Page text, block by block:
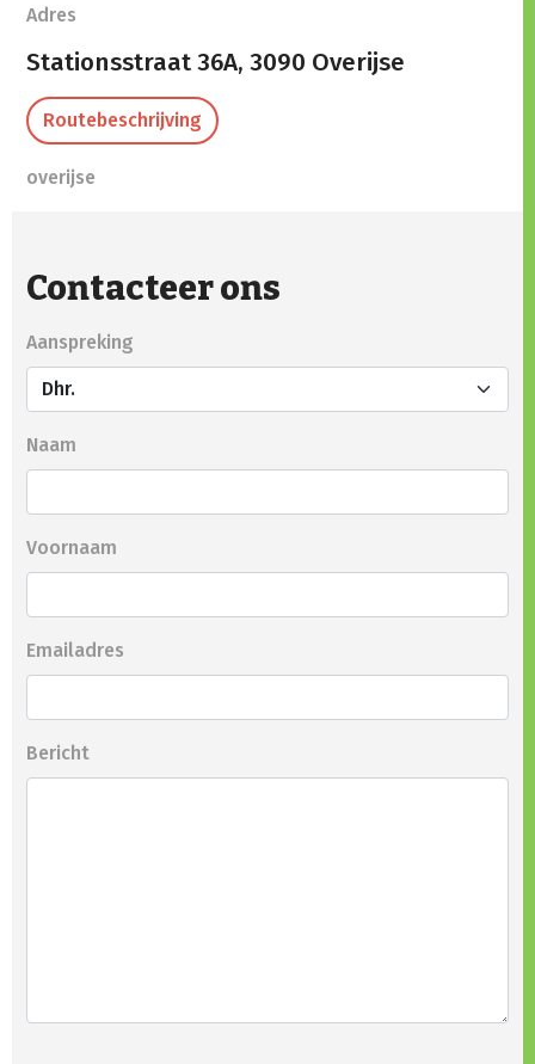
Adres
Stationsstraat 36A, 3090 Overijse
Routebeschrijving
overijse
Contacteer ons
Aanspreking
Naam
Voornaam
Emailadres
Bericht